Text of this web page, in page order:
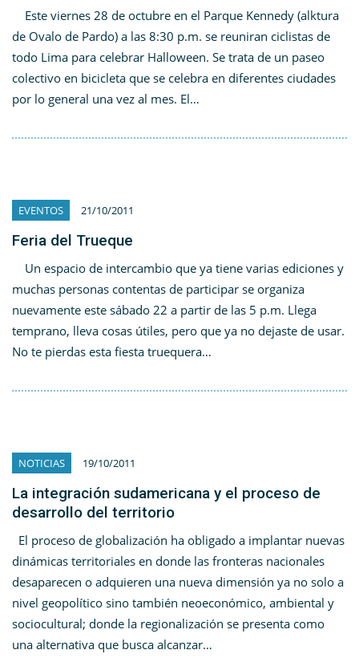
Este viernes 28 de octubre en el Parque Kennedy (alktura
de Ovalo de Pardo) a las 8:30 p.m. se reuniran ciclistas de
todo Lima para celebrar Halloween. Se trata de un paseo
colectivo en bicicleta que se celebra en diferentes ciudades
por lo general una vez al mes. El…
EVENTOS 21/10/2011
Feria del Trueque
Un espacio de intercambio que ya tiene varias ediciones y
muchas personas contentas de participar se organiza
nuevamente este sábado 22 a partir de las 5 p.m. Llega
temprano, lleva cosas útiles, pero que ya no dejaste de usar.
No te pierdas esta fiesta truequera…
NOTICIAS 19/10/2011
La integración sudamericana y el proceso de
desarrollo del territorio
El proceso de globalización ha obligado a implantar nuevas
dinámicas territoriales en donde las fronteras nacionales
desaparecen o adquieren una nueva dimensión ya no solo a
nivel geopolítico sino también neoeconómico, ambiental y
sociocultural; donde la regionalización se presenta como
una alternativa que busca alcanzar…